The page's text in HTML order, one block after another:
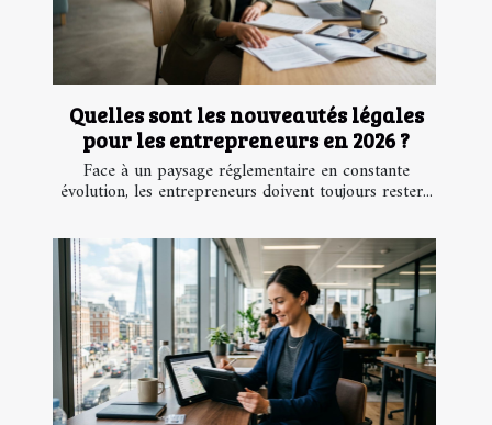
Quelles sont les nouveautés légales
pour les entrepreneurs en 2026 ?
Face à un paysage réglementaire en constante
évolution, les entrepreneurs doivent toujours rester...